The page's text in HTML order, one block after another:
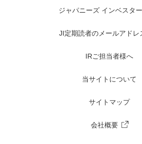
ジャパニーズ インベスタ
JI定期読者のメールアドレ
IRご担当者様へ
当サイトについて
サイトマップ
会社概要